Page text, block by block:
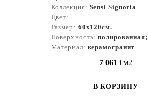
Коллекция: Sensi Signoria
Цвет:
Размер: 60x120см.
Поверхность:полированная;
Материал: керамогранит
7 061 i м2
В КОРЗИНУ